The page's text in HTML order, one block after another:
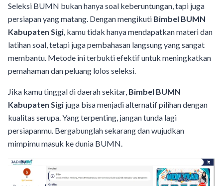
Seleksi BUMN bukan hanya soal keberuntungan, tapi juga
persiapan yang matang. Dengan mengikuti Bimbel BUMN
Kabupaten Sigi , kamu tidak hanya mendapatkan materi dan
latihan soal, tetapi juga pembahasan langsung yang sangat
membantu. Metode ini terbukti efektif untuk meningkatkan
pemahaman dan peluang lolos seleksi.
Jika kamu tinggal di daerah sekitar, Bimbel BUMN
Kabupaten Sigi juga bisa menjadi alternatif pilihan dengan
kualitas serupa. Yang terpenting, jangan tunda lagi
persiapanmu. Bergabunglah sekarang dan wujudkan
mimpimu masuk ke dunia BUMN.